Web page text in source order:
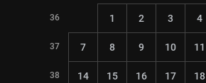
36 1 2 3 4
37 7 8 9 10 11
38 14 15 16 17 18